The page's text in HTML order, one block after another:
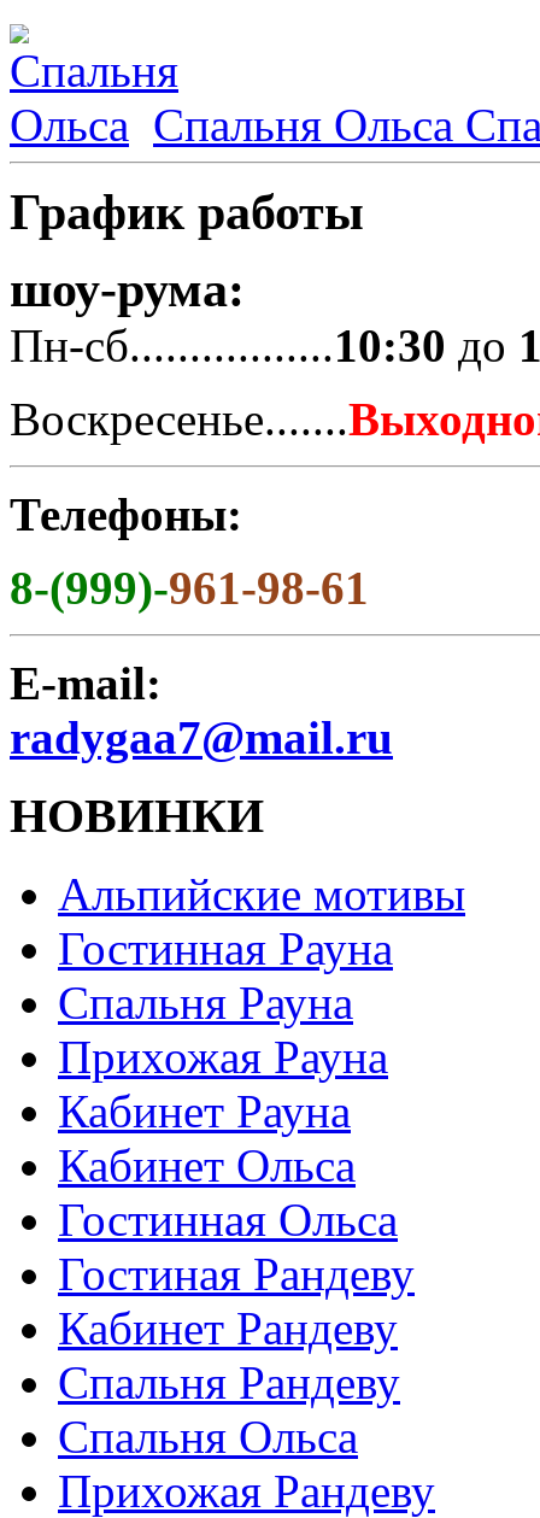
Спальня Ольса
График работы
шоу-рума:
Пн-сб.................10:30 до
Воскресенье.......
Телефоны:
8-(999)-961-98-61
E-mail:
radygaa7@mail.ru
НОВИНКИ
Альпийские мотивы
Гостинная Рауна
Спальня Рауна
Прихожая Рауна
Кабинет Рауна
Кабинет Ольса
Гостинная Ольса
Гостиная Рандеву
Кабинет Рандеву
Спальня Рандеву
Спальня Ольса
Прихожая Рандеву